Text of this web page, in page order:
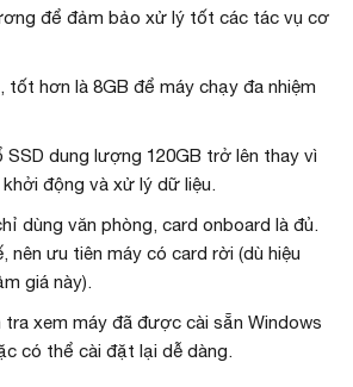
để đảm bảo xử lý tốt các tác vụ cơ
tốt hơn là 8GB để máy chạy đa nhiệm
SSD dung lượng 120GB trở lên thay vì
động và xử lý dữ liệu.
dùng văn phòng, card onboard là đủ.
nên ưu tiên máy có card rời (dù hiệu
giá này).
tra xem máy đã được cài sẵn Windows
có thể cài đặt lại dễ dàng.